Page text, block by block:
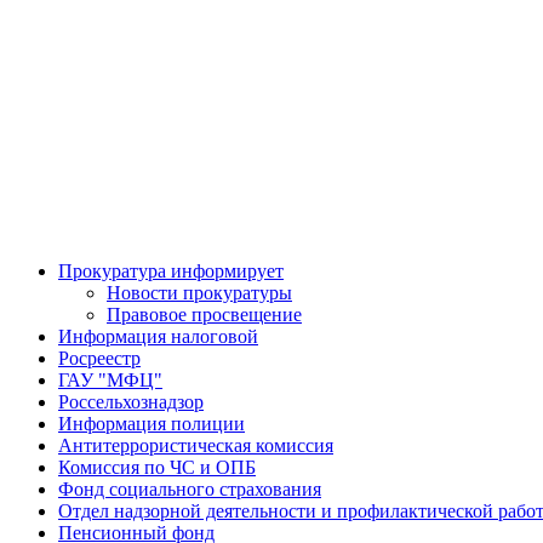
Прокуратура информирует
Новости прокуратуры
Правовое просвещение
Информация налоговой
Росреестр
ГАУ "МФЦ"
Россельхознадзор
Информация полиции
Антитеррористическая комиссия
Комиссия по ЧС и ОПБ
Фонд социального страхования
Отдел надзорной деятельности и профилактической
Пенсионный фонд